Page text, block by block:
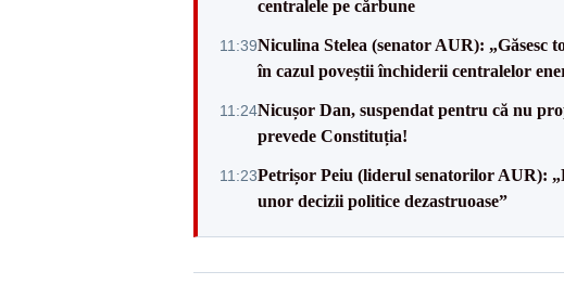
centralele pe cărbune
11:39Niculina Stelea (senator AUR): „Găsesc
în cazul poveștii închiderii centralelor
11:24Nicușor Dan, suspendat pentru că nu
prevede Constituția!
11:23Petrișor Peiu (liderul senatorilor AUR):
unor decizii politice dezastruoase”